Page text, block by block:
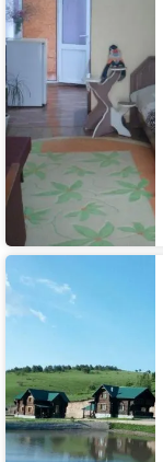
Белокуриха
База
отдыха
Кедровая
Заимка